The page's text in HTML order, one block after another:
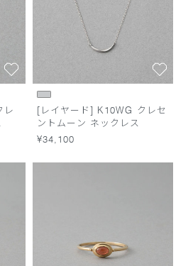
レ
[レイヤード] K10WG クレセ
ントムーン ネックレス
¥34,100